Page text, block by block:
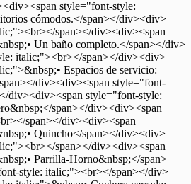
style="font-style:
cómodos.</span></div><div>
span></div><div><span
Un baño completo.</span></div>
italic;"><br></span></div><div>
Espacios de servicio:
div><div><span style="font-
div><div><span style="font-style:
span></div><div><span
span></div><div><span
Quincho</span></div><div>
span></div><div><span
Parrilla-Horno&nbsp;</span>
style: italic;"><br></span></div>